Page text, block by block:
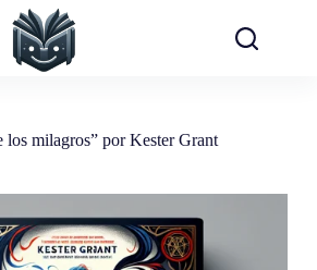
los milagros” por Kester Grant